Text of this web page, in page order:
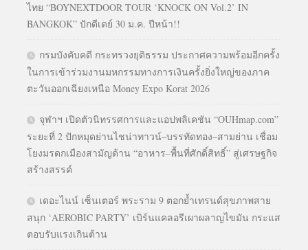
ไทย “BOYNEXTDOOR TOUR ‘KNOCK ON Vol.2’ IN
BANGKOK” ปักดีเดย์ 30 ม.ค. ปีหน้า!!
กรมบังคับคดี กระทรวงยุติธรรม ประกาศความพร้อมอีกครั้ง
ในการเข้าร่วมงานมหกรรมทางการเงินครั้งยิ่งใหญ่ของภาค
ตะวันออกเฉียงเหนือ Money Expo Korat 2026
จุฬาฯ เปิดตัวนิทรรศการและแอปพลิเคชัน “OUHmap.com”
ระยะที่ 2 ปักหมุดย่านไชน่าทาวน์–บรรทัดทอง–สามย่าน เชื่อม
โยงมรดกเมืองสามัญด้าน “อาหาร–พื้นที่ศักดิ์สิทธิ์” สู่เศรษฐกิจ
สร้างสรรค์
เดอะไนน์ เซ็นเตอร์ พระราม 9 ตอกย้ำเทรนด์สุขภาพสาย
สนุก ‘AEROBIC PARTY’ เบิร์นแคลอรีเผาผลาญไขมัน กระแส
ตอบรับแรงเกินต้าน